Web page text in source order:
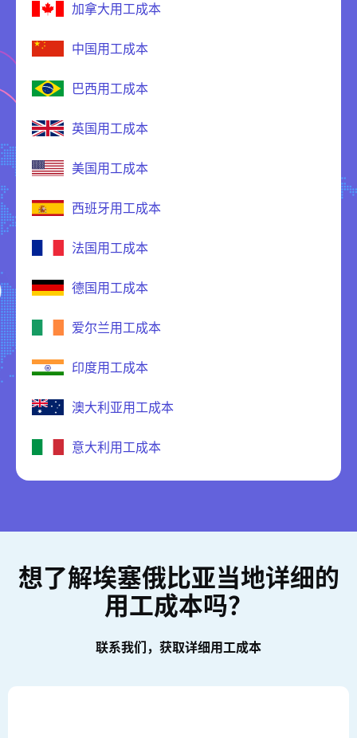
加拿大用工成本
中国用工成本
巴西用工成本
英国用工成本
美国用工成本
西班牙用工成本
法国用工成本
德国用工成本
爱尔兰用工成本
印度用工成本
澳大利亚用工成本
意大利用工成本
想了解埃塞俄比亚当地详细的
用工成本吗？
联系我们，获取详细用工成本